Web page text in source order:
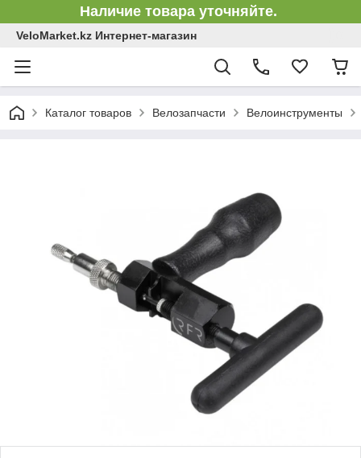
Наличие товара уточняйте.
VeloMarket.kz Интернет-магазин
Каталог товаров Велозапчасти Велоинструменты